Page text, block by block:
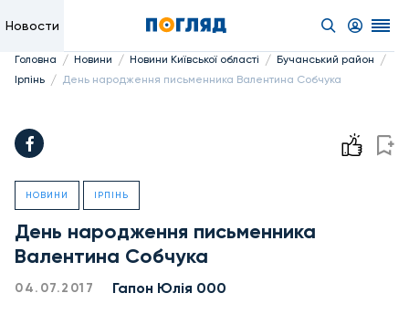
Новости
Головна / Новини / Новини Київської області / Бучанський район /
Ірпінь / День народження письменника Валентина Собчука
НОВИНИ ІРПІНЬ
День народження письменника
Валентина Собчука
04.07.2017 Гапон Юлія 000